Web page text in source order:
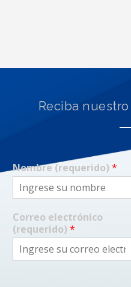
Reciba
Nombre (requerido) *
Correo electrónico
(requerido) *